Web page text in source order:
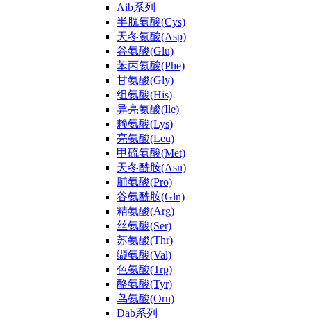
Aib系列
半胱氨酸(Cys)
天冬氨酸(Asp)
谷氨酸(Glu)
苯丙氨酸(Phe)
甘氨酸(Gly)
组氨酸(His)
异亮氨酸(Ile)
赖氨酸(Lys)
亮氨酸(Leu)
甲硫氨酸(Met)
天冬酰胺(Asn)
脯氨酸(Pro)
谷氨酰胺(Gln)
精氨酸(Arg)
丝氨酸(Ser)
苏氨酸(Thr)
缬氨酸(Val)
色氨酸(Trp)
酪氨酸(Tyr)
鸟氨酸(Orn)
Dab系列